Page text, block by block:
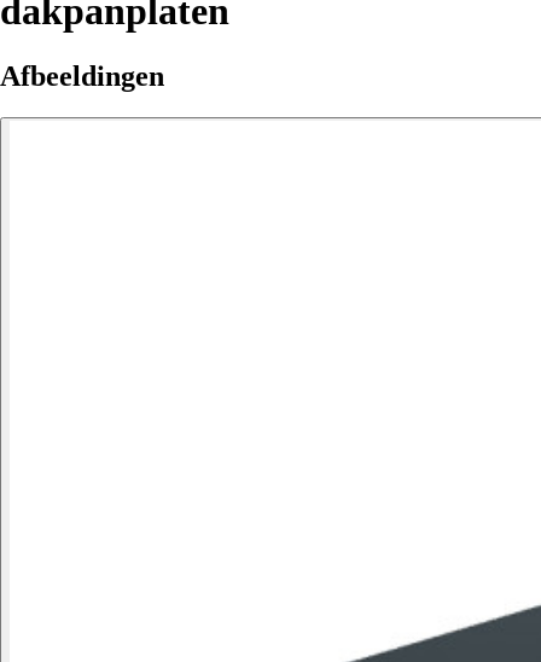
dakpanplaten
Afbeeldingen